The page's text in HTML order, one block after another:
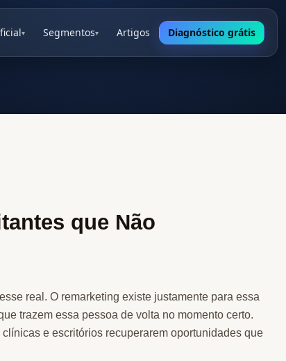
▾ Segmentos▾ Artigos Diagnóstico grátis
que Não
real. O remarketing existe justamente para essa
trazem essa pessoa de volta no momento certo.
e escritórios recuperarem oportunidades que